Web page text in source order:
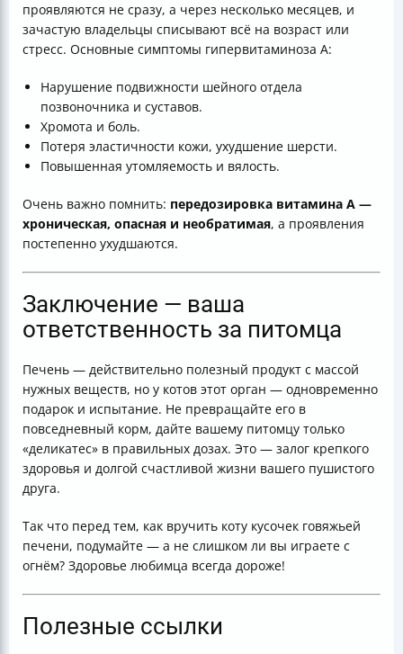
проявляются не сразу, а через несколько месяцев, и
зачастую владельцы списывают всё на возраст или
стресс. Основные симптомы гипервитаминоза А:
Нарушение подвижности шейного отдела
позвоночника и суставов.
Хромота и боль.
Потеря эластичности кожи, ухудшение шерсти.
Повышенная утомляемость и вялость.
Очень важно помнить: передозировка витамина А —
хроническая, опасная и необратимая, а проявления
постепенно ухудшаются.
Заключение — ваша
ответственность за питомца
Печень — действительно полезный продукт с массой
нужных веществ, но у котов этот орган — одновременно
подарок и испытание. Не превращайте его в
повседневный корм, дайте вашему питомцу только
«деликатес» в правильных дозах. Это — залог крепкого
здоровья и долгой счастливой жизни вашего пушистого
друга.
Так что перед тем, как вручить коту кусочек говяжьей
печени, подумайте — а не слишком ли вы играете с
огнём? Здоровье любимца всегда дороже!
Полезные ссылки